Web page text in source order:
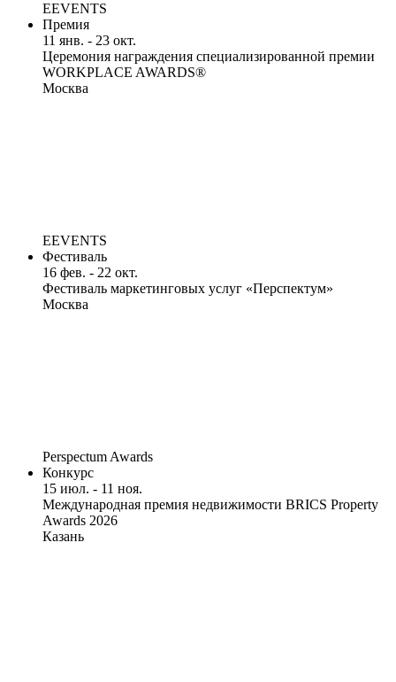
EEVENTS
Премия
11 янв. - 23 окт.
Церемония награждения специализированной премии
WORKPLACE AWARDS®
Москва
EEVENTS
Фестиваль
16 фев. - 22 окт.
Фестиваль маркетинговых услуг «Перспектум»
Москва
Perspectum Awards
Конкурс
15 июл. - 11 ноя.
Международная премия недвижимости BRICS Property
Awards 2026
Казань